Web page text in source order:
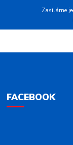
Zasíláme
FACEBOOK